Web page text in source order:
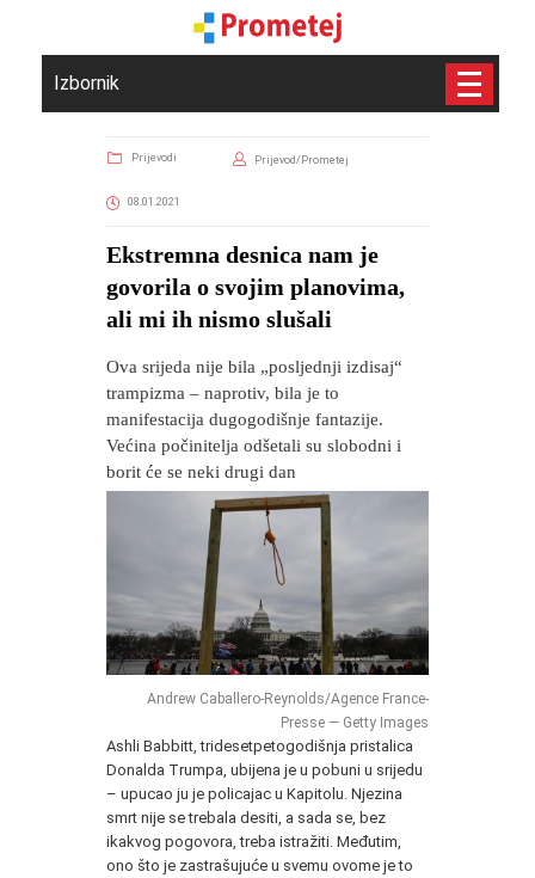
Izbornik
Prijevodi Prijevod/Prometej
08.01.2021
Ekstremna desnica nam je
govorila o svojim planovima,
ali mi ih nismo slušali
Ova srijeda nije bila „posljednji izdisaj“
trampizma – naprotiv, bila je to
manifestacija dugogodišnje fantazije.
Većina počinitelja odšetali su slobodni i
borit će se neki drugi dan
Andrew Caballero-Reynolds/Agence France-
Presse — Getty Images
Ashli Babbitt, tridesetpetogodišnja pristalica
Donalda Trumpa, ubijena je u pobuni u srijedu
– upucao ju je policajac u Kapitolu. Njezina
smrt nije se trebala desiti, a sada se, bez
ikakvog pogovora, treba istražiti. Međutim,
ono što je zastrašujuće u svemu ovome je to